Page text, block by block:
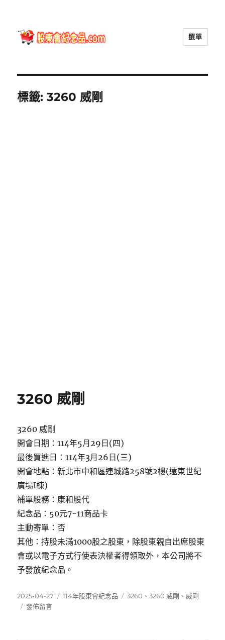
選單
標籤:3260 威剛
3260 威剛
3260 威剛
開會日期：114年5月29日(四)
最後買進日：114年3月26日(三)
開會地點：新北市中和區連城路258號2樓(遠東世紀
廣場I棟)
補單股務：康和股代
紀念品：50元7-11商品卡
主動寄單：否
其他：持股未滿1000股之股東，除股東親自出席股東
會或以電子方式行使表決權者得領取外，本公司將不
予發放紀念品。
發
佈
2025-04-27
分
114年股東會紀念品
標
3260 、3260 威剛 、 威剛
在
發佈留言